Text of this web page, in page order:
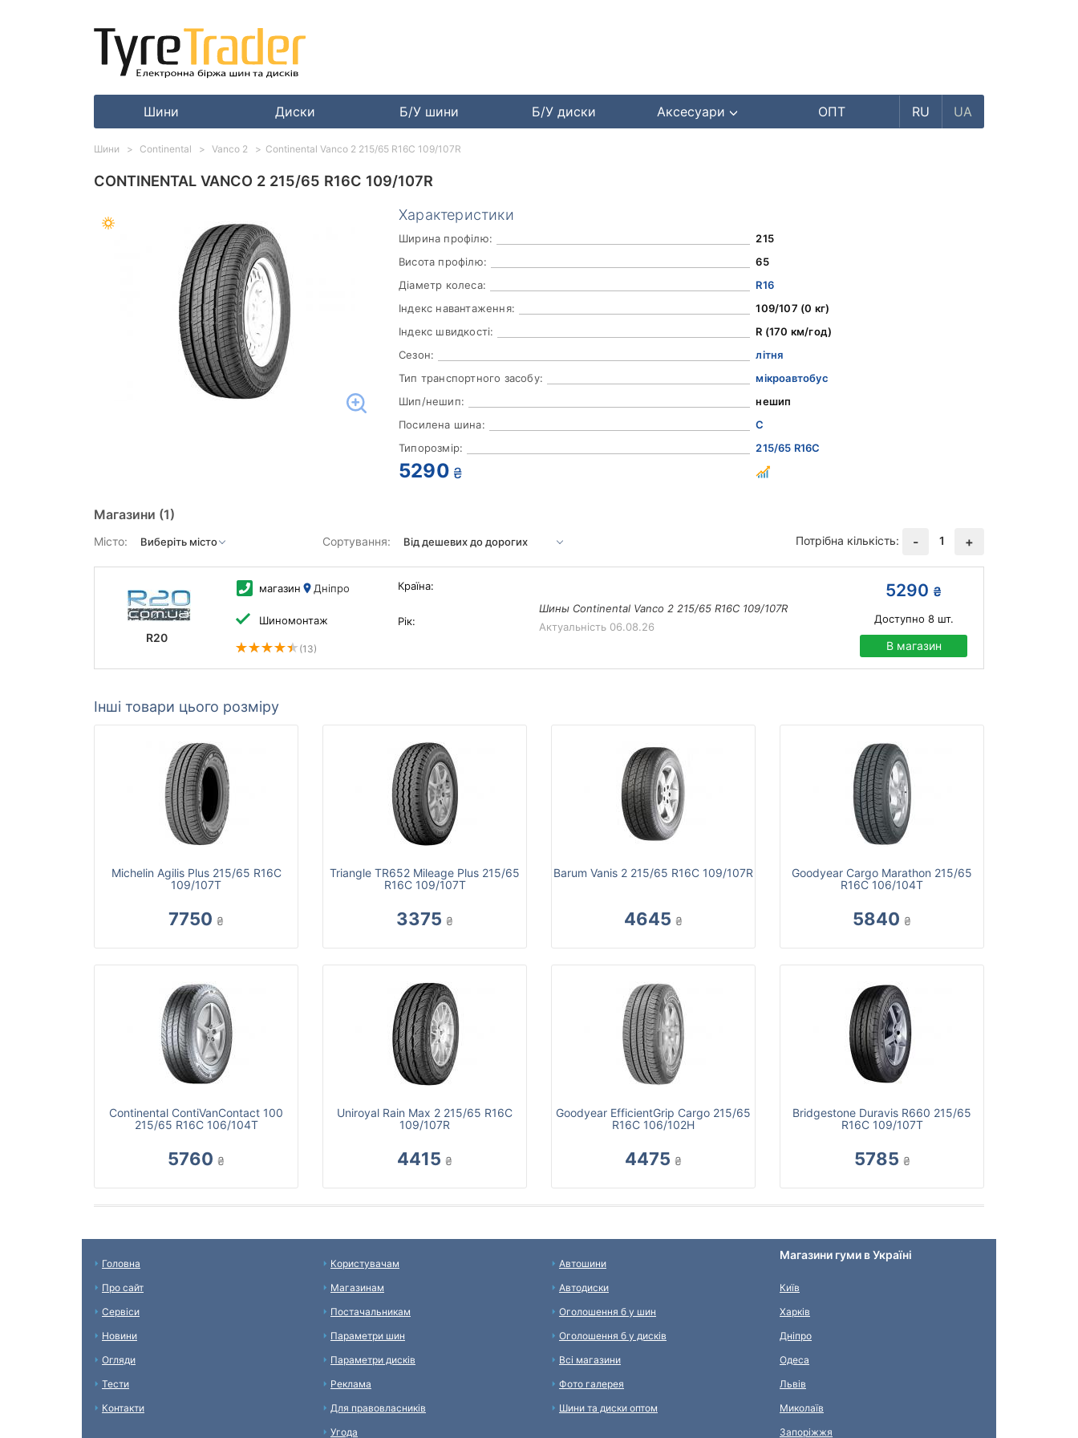
Шини Диски Б/У шини Б/У диски Аксесуари ОПТ RU UA
CONTINENTAL VANCO 2 215/65 R16C 109/107R
Характеристики
Ширина профілю:
215
Висота профілю:
65
Діаметр колеса:
R16
Індекс навантаження:
109/107 (0 кг)
Індекс швидкості:
R (170 км/год)
Сезон:
літня
Тип транспортного засобу:
мікроавтобус
Шип/нешип:
нешип
Посилена шина:
C
Типорозмір:
215/65 R16C
5290 ₴
Магазини (1)
Місто: Сортування: Потрібна кількість: - 1 +
R20
магазин Дніпро
Шиномонтаж
(13)
Країна:
Рік:
Шины Continental Vanco 2 215/65 R16C 109/107R
Актуальність 06.08.26
5290 ₴
Доступно 8шт.
В магазин
Інші товари цього розміру
Michelin Agilis Plus 215/65 R16C
109/107T
7750 ₴
Triangle TR652 Mileage Plus 215/65
R16C 109/107T
3375 ₴
Barum Vanis 2 215/65 R16C 109/107R
4645 ₴
Goodyear Cargo Marathon 215/65
R16С 106/104T
5840 ₴
Continental ContiVanContact 100
215/65 R16C 106/104T
5760 ₴
Uniroyal Rain Max 2 215/65 R16C
109/107R
4415 ₴
Goodyear EfficientGrip Cargo 215/65
R16C 106/102H
4475 ₴
Bridgestone Duravis R660 215/65
R16C 109/107T
5785 ₴
Шини Continental Vanco 2 Continental Vanco 2 215/65 R16C 109/107R
Головна
Про сайт
Сервіси
Новини
Огляди
Тести
Контакти
Користувачам
Магазинам
Постачальникам
Параметри шин
Параметри дисків
Реклама
Для правовласників
Угода
Автошини
Автодиски
Оголошення б у шин
Оголошення б у дисків
Всі магазини
Фото галерея
Шини та диски оптом
Магазини гуми в Україні
Київ
Харків
Дніпро
Одеса
Львів
Миколаїв
Запоріжжя